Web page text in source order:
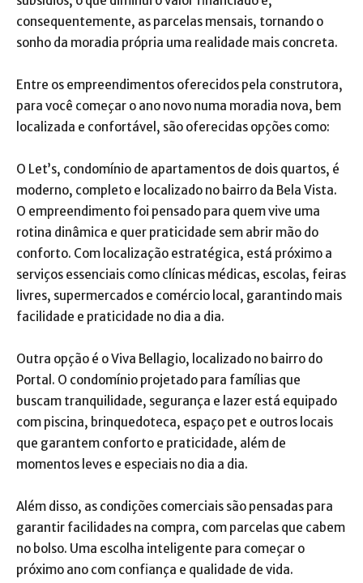
consequentemente, as parcelas mensais, tornando o
sonho da moradia própria uma realidade mais concreta.
Entre os empreendimentos oferecidos pela construtora,
para você começar o ano novo numa moradia nova, bem
localizada e confortável, são oferecidas opções como:
O Let’s, condomínio de apartamentos de dois quartos, é
moderno, completo e localizado no bairro da Bela Vista.
O empreendimento foi pensado para quem vive uma
rotina dinâmica e quer praticidade sem abrir mão do
conforto. Com localização estratégica, está próximo a
serviços essenciais como clínicas médicas, escolas, feiras
livres, supermercados e comércio local, garantindo mais
facilidade e praticidade no dia a dia.
Outra opção é o Viva Bellagio, localizado no bairro do
Portal. O condomínio projetado para famílias que
buscam tranquilidade, segurança e lazer está equipado
com piscina, brinquedoteca, espaço pet e outros locais
que garantem conforto e praticidade, além de
momentos leves e especiais no dia a dia.
Além disso, as condições comerciais são pensadas para
garantir facilidades na compra, com parcelas que cabem
no bolso. Uma escolha inteligente para começar o
próximo ano com confiança e qualidade de vida.